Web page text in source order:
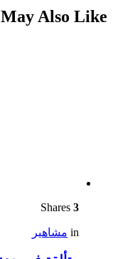
Also Like
3
in مشاهير